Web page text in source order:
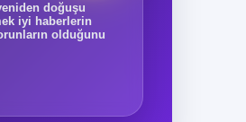
doğuşu
iyi haberlerin
olduğunu